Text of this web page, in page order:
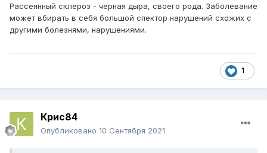
Рассеянный склероз - черная дыра, своего рода. Заболевание
может вбирать в себя большой спектор нарушений схожих с
другими болезнями, нарушениями.
1
Крис84
Опубликовано 10 Сентября 2021